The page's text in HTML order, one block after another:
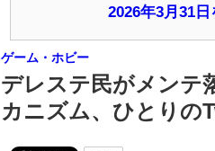
2026年3月31
ゲーム・ホビー
デレステ民がメンテ
カニズム、ひとりの